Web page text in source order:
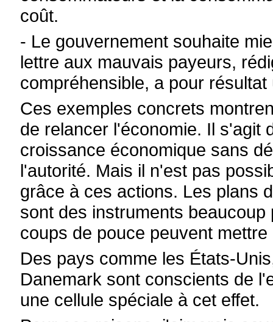
coût.
- Le gouvernement souhaite
lettre aux mauvais payeurs,
compréhensible, a pour
Ces exemples concrets
de relancer l'économie. Il s'agit
croissance économique sans
l'autorité. Mais il n'est pas
grâce à ces actions. Les plans
sont des instruments
coups de pouce peuvent
Des pays comme les États-
Danemark sont conscients de
une cellule spéciale à cet effet.